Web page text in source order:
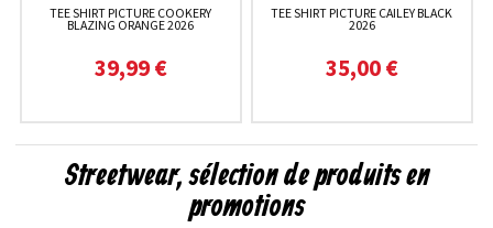
TEE SHIRT PICTURE COOKERY
BLAZING ORANGE 2026
39,99 €
TEE SHIRT PICTURE CAILEY BLACK
2026
35,00 €
Streetwear, sélection de produits en
promotions